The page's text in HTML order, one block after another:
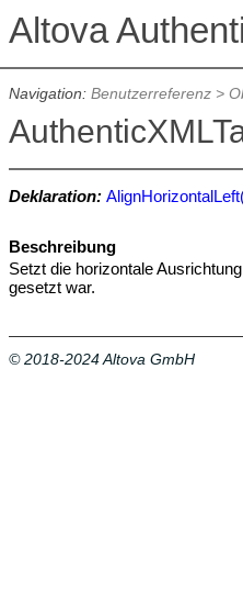
Navigation: Benutzerreferenz>
Deklaration:
Beschreibung
Setzt die horizontale
gesetzt war.
© 2018-2024 Altova GmbH